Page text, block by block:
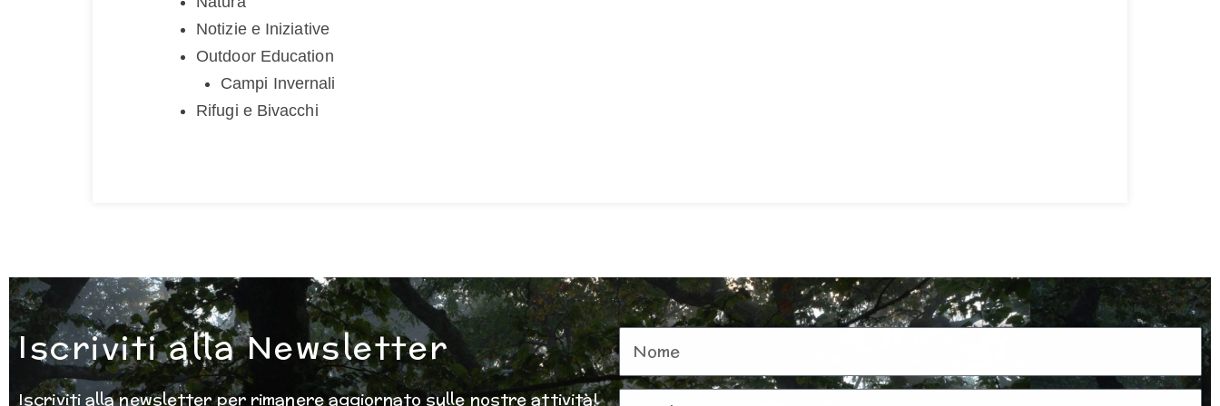
Notizie e Iniziative
Outdoor Education
Campi Invernali
Rifugi e Bivacchi
Iscriviti alla Newsletter
Iscriviti alla newsletter per rimanere aggiornato sulle nostre attività!
Nome
Email